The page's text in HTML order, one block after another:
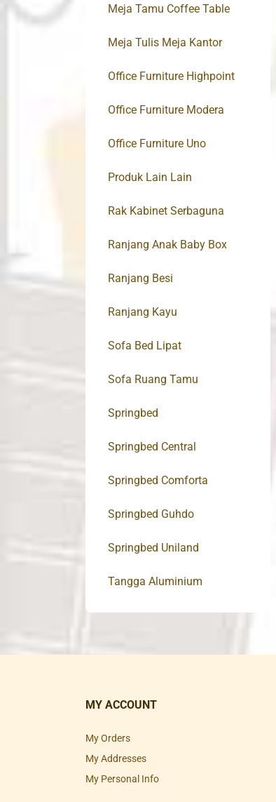
Meja Tamu Coffee Table
Meja Tulis Meja Kantor
Office Furniture Highpoint
Office Furniture Modera
Office Furniture Uno
Produk Lain Lain
Rak Kabinet Serbaguna
Ranjang Anak Baby Box
Ranjang Besi
Ranjang Kayu
Sofa Bed Lipat
Sofa Ruang Tamu
Springbed
Springbed Central
Springbed Comforta
Springbed Guhdo
Springbed Uniland
Tangga Aluminium
MY ACCOUNT
My Orders
My Addresses
My Personal Info